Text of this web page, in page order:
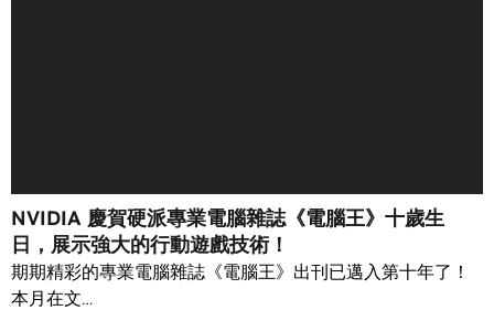
NVIDIA 慶賀硬派專業電腦雜誌《電腦王》十歲生
日，展示強大的行動遊戲技術！
期期精彩的專業電腦雜誌《電腦王》出刊已邁入第十年了！
本月在文…